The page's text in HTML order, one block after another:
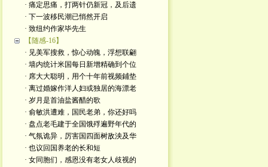
· 痛定思痛，打两针仍新冠，及后遗
· 下一波移民潮已悄然开启
· 致纽约作家毕先生
【随感-16】
· 见美军搜救，惊心动魄，浮想联翩
· 墙内统计米国每日新增精确到个位
· 席大大聪明，用个十年前视频鋪垫
· 离过婚嫁作洋人妇或独居的海漂老
· 岁月是首油盐酱醋的歌
· 俞敏洪遭难，国民老弟，你还好吗
· 盘点老毛建于全国饿殍遍野年代的
· 气氛诡异，厉害国四面树敌泱及华
· 也议回国养老的长和短
· 女同胞们，感恩没有老女人歧视的